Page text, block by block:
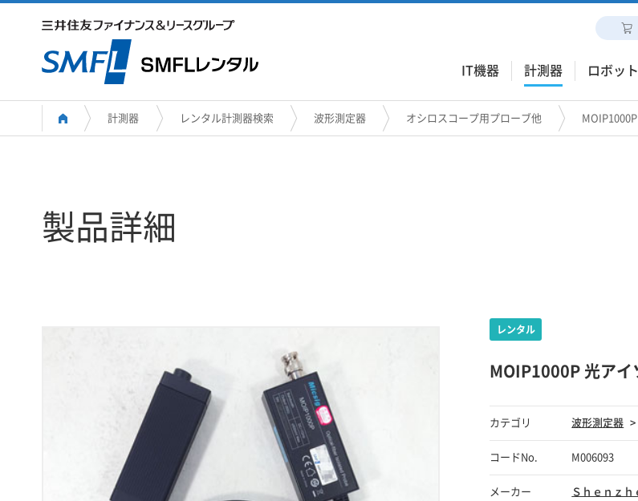
IT機器 計測器 ロボッ
計測器 レンタル計測器検索 波形測定器 オシロスコープ用プローブ他
製品詳細
MOIP1000P 光アイ
カテゴリ 波形測定器
コードNo. M006093
メーカー Ｓｈｅｎｚ